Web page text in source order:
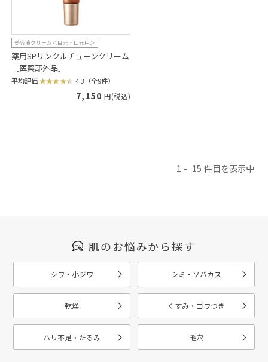
美容液クリーム＜目元・口元用＞
薬用SPリンクルチューンクリーム
［医薬部外品］
平均評価 4.3（全9件）
7,150 円(税込)
1 15
肌のお悩みから探す
シワ・小ジワ シミ・ソバカス
乾燥 くすみ・ゴワつき
ハリ不足・たるみ 毛穴